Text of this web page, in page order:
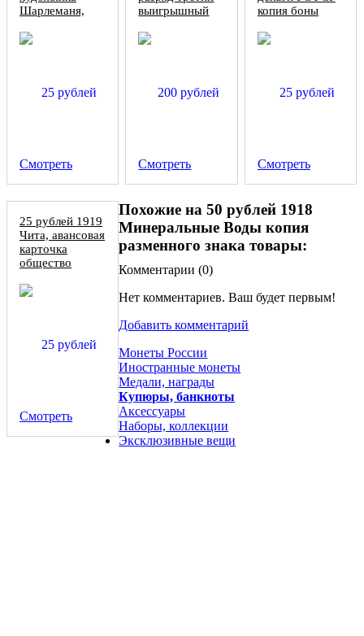
Шарлеманя,
Смотреть
выигрышный
Смотреть
копия боны
Смотреть
25 рублей 1919
Чита, авансовая
карточка
общество
серия, копия
Смотреть
Похожие на 50 рублей 1918
Минеральные Воды копия
разменного знака товары:
Комментарии (0)
Нет комментариев. Ваш будет первым!
Добавить комментарий
Монеты России
Иностранные монеты
Медали, награды
Купюры, банкноты
Аксессуары
Наборы, коллекции
Эксклюзивные вещи